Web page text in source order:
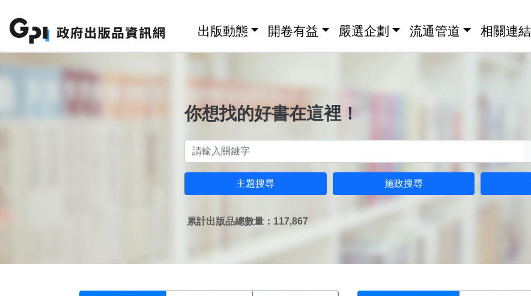
出版動態 開卷有益 嚴選企劃 流通管道 相關連結
你想找的好書在這裡！
主題搜尋 施政搜尋
累計出版品總數量：117,867